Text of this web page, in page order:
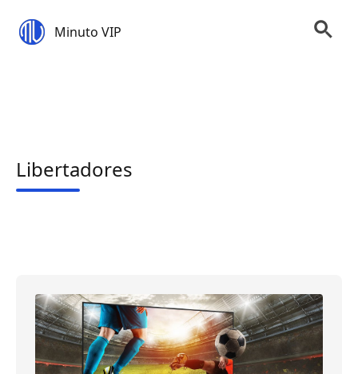
Minuto VIP
Libertadores